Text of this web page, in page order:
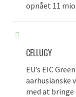
opnået 11
CELLUGY
EU’s EIC
aarhusianske
med at bringe